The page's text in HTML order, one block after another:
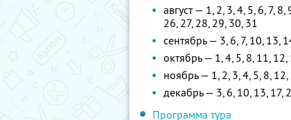
август — 1, 2, 3, 4, 5, 6, 7,
26, 27, 28, 29, 30, 31
сентябрь — 3, 6, 7, 10, 13,
октябрь — 1, 4, 5, 8, 11,
ноябрь — 1, 2, 3, 4, 5, 8,
декабрь — 3, 6, 10, 13, 17,
Программа тура